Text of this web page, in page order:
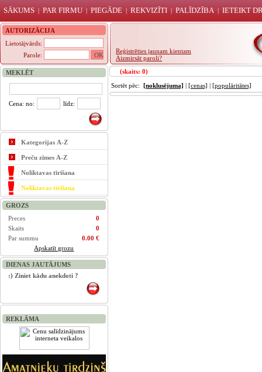
SĀKUMS | PAR FIRMU| PIEGĀDE | REKVIZĪTI | PALĪDZĪBA | IETEIKT
AUTORIZĀCIJA
Lietotājvārds:
Parole:
Reģistrēties jaunam kientam
Aizmirsāt paroli?
MEKLĒT
Cena: no: līdz:
Kategorijas A-Z
Preču zīmes A-Z
Noliktavas tīrīšana
Noliktavas tīrīšana
GROZS
Preces
0
Skaits
0
Par summu
0.00 €
Apskatīt grozu
DIENAS JAUTĀJUMS
:) Ziniet kādu anekdoti ?
REKLĀMA
(skaits: 0)
Sortēt pēc: [noklusējuma] | [cenas] | [populāritātes]